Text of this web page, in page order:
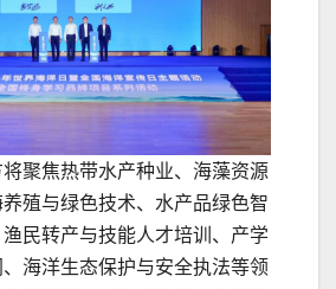
聚焦热带水产种业、海藻资源
殖与绿色技术、水产品绿色智
民转产与技能人才培训、产学
海洋生态保护与安全执法等领